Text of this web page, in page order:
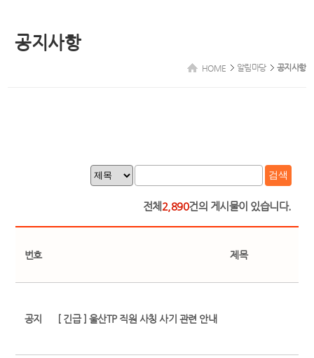
공지사항
HOME 알림마당 공지사항
검색
전체 2,890건의 게시물이 있습니다.
번호 제목
공지 [ 긴급 ] 울산TP 직원 사칭 사기 관련 안내